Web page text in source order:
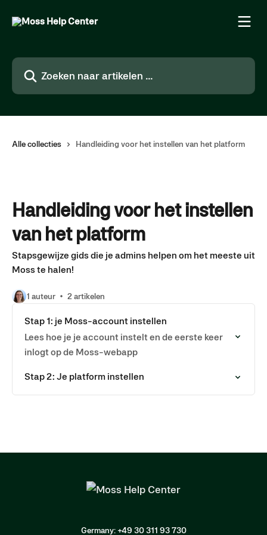
Zoeken naar artikelen ...
Alle collecties Handleiding voor het instellen van het platform
Handleiding voor het instellen
van het platform
Stapsgewijze gids die je admins helpen om het meeste uit
Moss te halen!
1 auteur 2 artikelen
Stap 1: je Moss-account instellen
Lees hoe je je account instelt en de eerste keer
inlogt op de Moss-webapp
Stap 2: Je platform instellen
Germany: +49 30 311 93 730